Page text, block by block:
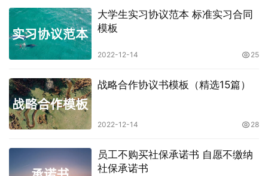
大学生实习协议范本 标准实习合同
模板
2022-12-14 25
战略合作协议书模板（精选15篇）
2022-12-14 28
员工不购买社保承诺书 自愿不缴纳
社保承诺书